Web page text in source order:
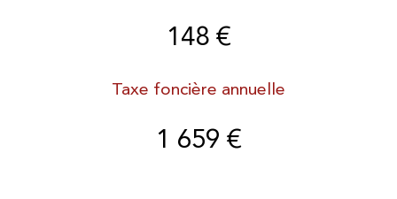
148 €
Taxe foncière annuelle
1 659 €